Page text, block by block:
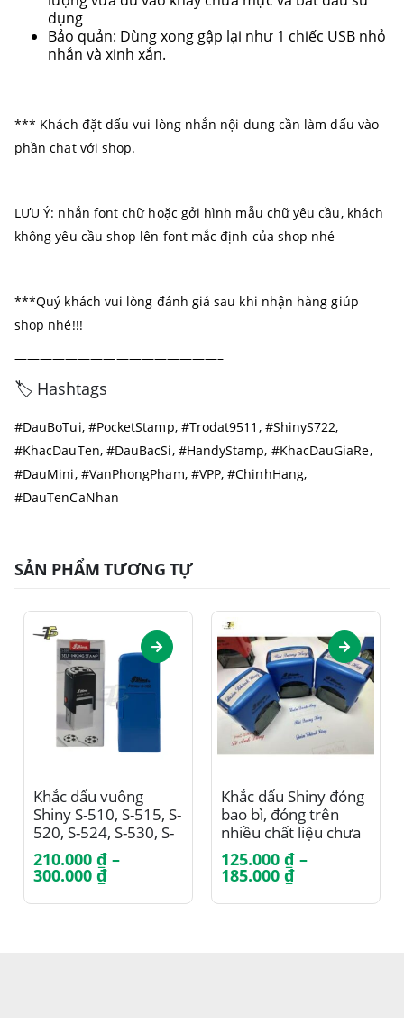
dụng
Bảo quản: Dùng xong gập lại như 1 chiếc USB nhỏ
nhắn và xinh xắn.
*** Khách đặt dấu vui lòng nhắn nội dung cần làm dấu vào
phần chat với shop.
LƯU Ý: nhắn font chữ hoặc gởi hình mẫu chữ yêu cầu, khách
không yêu cầu shop lên font mắc định của shop nhé
***Quý khách vui lòng đánh giá sau khi nhận hàng giúp
shop nhé!!!
————————————————–
🏷️ Hashtags
#DauBoTui, #PocketStamp, #Trodat9511, #ShinyS722,
#KhacDauTen, #DauBacSi, #HandyStamp, #KhacDauGiaRe,
#DauMini, #VanPhongPham, #VPP, #ChinhHang,
#DauTenCaNhan
SẢN PHẨM TƯƠNG TỰ
Khắc dấu vuông
Shiny S-510, S-515, S-
520, S-524, S-530, S-
538, S-542
210.000 ₫ –
300.000 ₫Khoảng
từ
Khắc dấu Shiny đóng
bao bì, đóng trên
nhiều chất liệu chưa
mực Shiny S222 /
S223 / S224
125.000 ₫ –
185.000 ₫Khoảng
từ